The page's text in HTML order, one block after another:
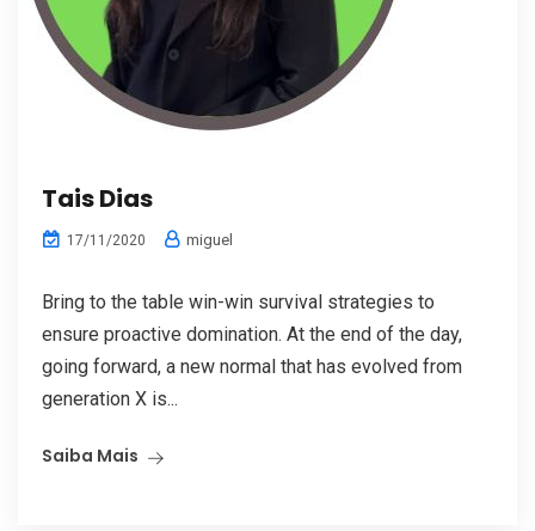
Tais Dias
17/11/2020 miguel
Bring to the table win-win survival strategies to
ensure proactive domination. At the end of the day,
going forward, a new normal that has evolved from
generation X is...
Saiba Mais